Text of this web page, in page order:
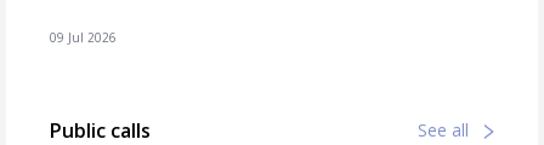
09 Jul 2026
Public calls See all